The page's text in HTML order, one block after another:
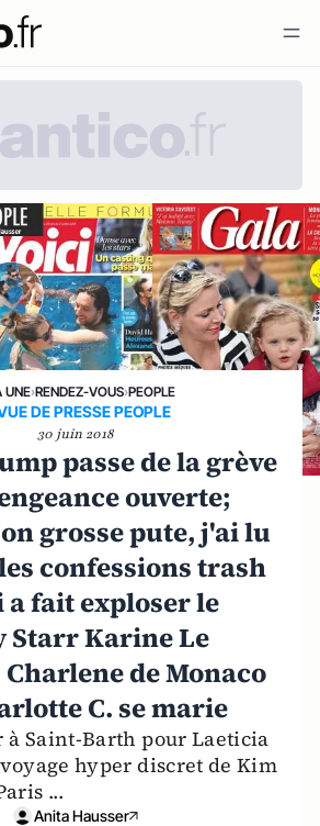
UNE›RENDEZ-VOUS›PEOPLE
DE PRESSE PEOPLE
30 juin 2018
passe de la grève
ouverte;
grosse pute, j'ai lu
confessions trash
a fait exploser le
Starr Karine Le
de Monaco
C. se marie
à Saint-Barth pour Laeticia
hyper discret de Kim
...
Anita Hausser